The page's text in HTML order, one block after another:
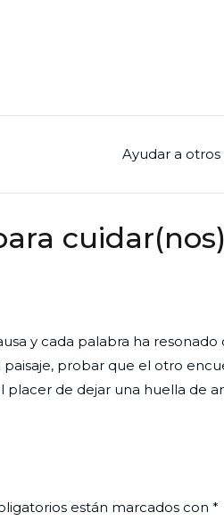
Ayudar a
cuidar(nos)
y cada palabra ha
probar que el otro
de dejar una huella de
están marcados con *